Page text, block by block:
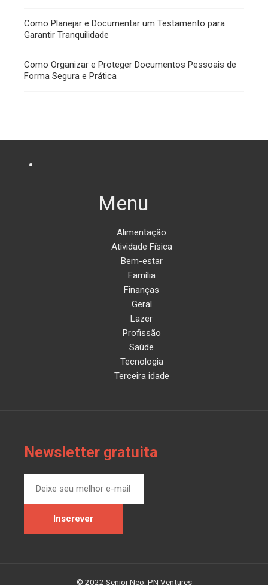
Como Planejar e Documentar um Testamento para
Garantir Tranquilidade
Como Organizar e Proteger Documentos Pessoais de
Forma Segura e Prática
Menu
Alimentação
Atividade Física
Bem-estar
Família
Finanças
Geral
Lazer
Profissão
Saúde
Tecnologia
Terceira idade
Newsletter gratuita
© 2022 Senior Neo. PN Ventures